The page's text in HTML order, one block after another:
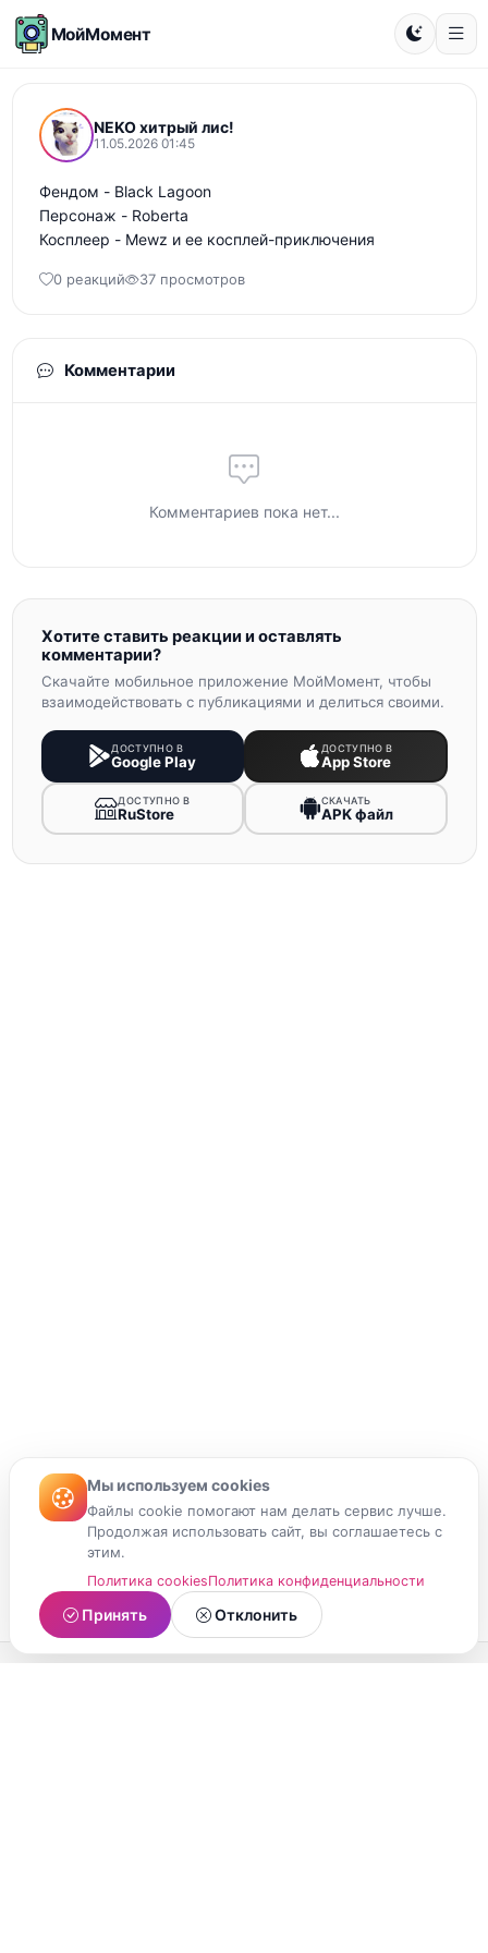
МойМомент
NEKO хитрый лис!
11.05.2026 01:45
Фендом - Black Lagoon
Персонаж - Roberta
Косплеер - Mewz и ее косплей-приключения
0 реакций 37 просмотров
Комментарии
Комментариев пока нет...
Хотите ставить реакции и оставлять
комментарии?
Скачайте мобильное приложение МойМомент, чтобы
взаимодействовать с публикациями и делиться своими.
ДОСТУПНО В
Google Play
ДОСТУПНО В
App Store
ДОСТУПНО В
RuStore
СКАЧАТЬ
APK файл
Мы используем cookies
Файлы cookie помогают нам делать сервис лучше.
Продолжая использовать сайт, вы соглашаетесь с
этим.
Политика cookiesПолитика конфиденциальности
Принять Отклонить